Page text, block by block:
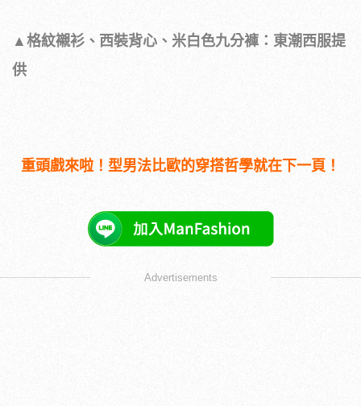
▲格紋襯衫、西裝背心、米白色九分褲：東潮西服提
供
重頭戲來啦！型男法比歐的穿搭哲學就在下一頁！
Advertisements